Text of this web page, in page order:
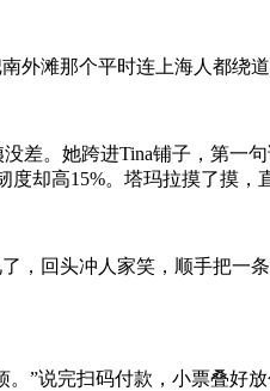
外滩那个平时连上海人都绕
差。她跨进Tina铺子，第一
却高15%。塔玛拉摸了摸，
，回头冲人家笑，顺手把一
”说完扫码付款，小票叠好